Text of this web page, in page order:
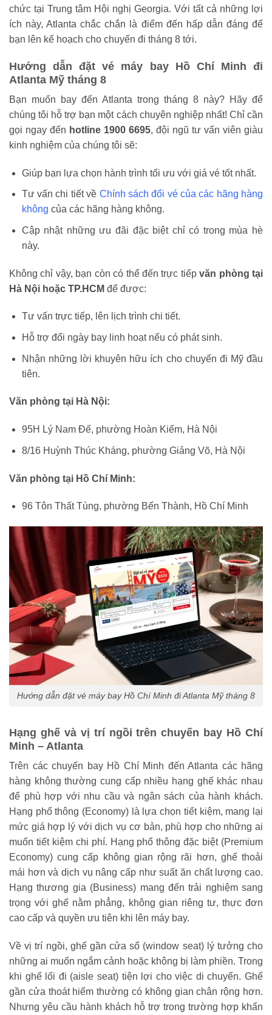
chức tại Trung tâm Hội nghị Georgia. Với tất cả những lợi
ích này, Atlanta chắc chắn là điểm đến hấp dẫn đáng để
bạn lên kế hoạch cho chuyến đi tháng 8 tới.
Hướng dẫn đặt vé máy bay Hồ Chí Minh đi
Atlanta Mỹ tháng 8
Bạn muốn bay đến Atlanta trong tháng 8 này? Hãy để
chúng tôi hỗ trợ bạn một cách chuyên nghiệp nhất! Chỉ cần
gọi ngay đến hotline 1900 6695, đội ngũ tư vấn viên giàu
kinh nghiệm của chúng tôi sẽ:
Giúp bạn lựa chọn hành trình tối ưu với giá vé tốt nhất.
Tư vấn chi tiết về Chính sách đổi vé của các hãng hàng
không của các hãng hàng không.
Cập nhật những ưu đãi đặc biệt chỉ có trong mùa hè
này.
Không chỉ vậy, bạn còn có thể đến trực tiếpvăn phòng tại
Hà Nội hoặc TP.HCM để được:
Tư vấn trực tiếp, lên lịch trình chi tiết.
Hỗ trợ đổi ngày bay linh hoạt nếu có phát sinh.
Nhận những lời khuyên hữu ích cho chuyến đi Mỹ đầu
tiên.
Văn phòng tại Hà Nội:
95H Lý Nam Đế, phường Hoàn Kiếm, Hà Nội
8/16 Huỳnh Thúc Kháng, phường Giảng Võ, Hà Nội
Văn phòng tại Hồ Chí Minh:
96 Tôn Thất Tùng, phường Bến Thành, Hồ Chí Minh
Hướng dẫn đặt vé máy bay Hồ Chí Minh đi Atlanta Mỹ tháng 8
Hạng ghế và vị trí ngồi trên chuyến bay Hồ Chí
Minh – Atlanta
Trên các chuyến bay Hồ Chí Minh đến Atlanta các hãng
hàng không thường cung cấp nhiều hạng ghế khác nhau
để phù hợp với nhu cầu và ngân sách của hành khách.
Hạng phổ thông (Economy) là lựa chọn tiết kiệm, mang lại
mức giá hợp lý với dịch vụ cơ bản, phù hợp cho những ai
muốn tiết kiệm chi phí. Hạng phổ thông đặc biệt (Premium
Economy) cung cấp không gian rộng rãi hơn, ghế thoải
mái hơn và dịch vụ nâng cấp như suất ăn chất lượng cao.
Hạng thương gia (Business) mang đến trải nghiệm sang
trọng với ghế nằm phẳng, không gian riêng tư, thực đơn
cao cấp và quyền ưu tiên khi lên máy bay.
Về vị trí ngồi, ghế gần cửa sổ (window seat) lý tưởng cho
những ai muốn ngắm cảnh hoặc không bị làm phiền. Trong
khi ghế lối đi (aisle seat) tiện lợi cho việc di chuyển. Ghế
gần cửa thoát hiểm thường có không gian chân rộng hơn.
Nhưng yêu cầu hành khách hỗ trợ trong trường hợp khẩn